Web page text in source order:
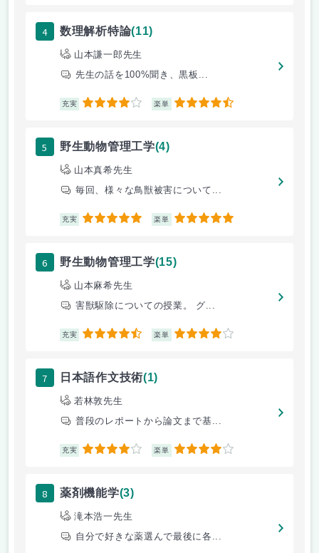
4 数理解析特論(11)
山本謙一郎先生
先生の話を100%聞き、黒板...
充実 4 楽単 4.5
5 野生動物管理工学(4)
山本真希先生
毎回、様々な鳥獣被害について...
充実 5 楽単 5
6 野生動物管理工学(15)
山本麻希先生
害獣駆除についての授業。 グ...
充実 4.5 楽単 4
7 日本語作文技術(1)
若林敦先生
普段のレポートから論文まで基...
充実 4 楽単 4
8 薬剤機能学(3)
滝本浩一先生
自分で好きな薬選んで最後に各...